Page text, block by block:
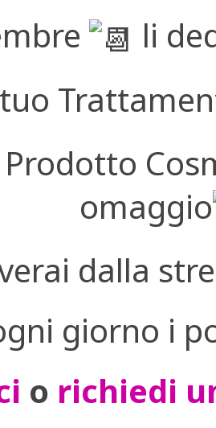
li
omaggio
dalla
giorno i
o richiedi